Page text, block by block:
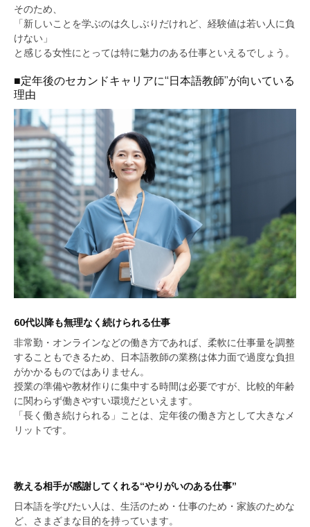
そのため、
「新しいことを学ぶのは久しぶりだけれど、経験値は若い人に負
けない」
と感じる女性にとっては特に魅力のある仕事といえるでしょう。
■定年後のセカンドキャリアに“日本語教師”が向いている
理由
60代以降も無理なく続けられる仕事
非常勤・オンラインなどの働き方であれば、柔軟に仕事量を調整
することもできるため、日本語教師の業務は体力面で過度な負担
がかかるものではありません。
授業の準備や教材作りに集中する時間は必要ですが、比較的年齢
に関わらず働きやすい環境だといえます。
「長く働き続けられる」ことは、定年後の働き方として大きなメ
リットです。
教える相手が感謝してくれる“やりがいのある仕事”
日本語を学びたい人は、生活のため・仕事のため・家族のためな
ど、さまざまな目的を持っています。